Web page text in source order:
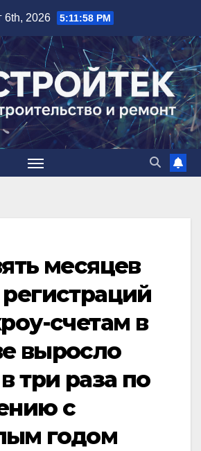
6th, 2026 5:11:59 PM
месяцев
счетам в
выросло
три раза по
с
годом